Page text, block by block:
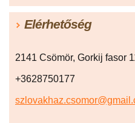
Elérhetőség
2141 Csömör, Gorkij fasor
+3628750177